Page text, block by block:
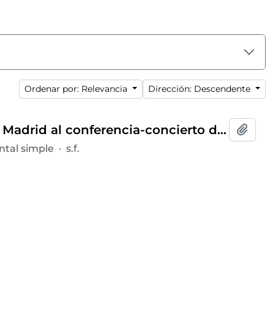
Ordenar por: Relevancia Dirección: Descendente
Invitación y programa del presidente del Ateneo de Madrid al conferencia-concierto dentro del ciclo
simple · s.f.